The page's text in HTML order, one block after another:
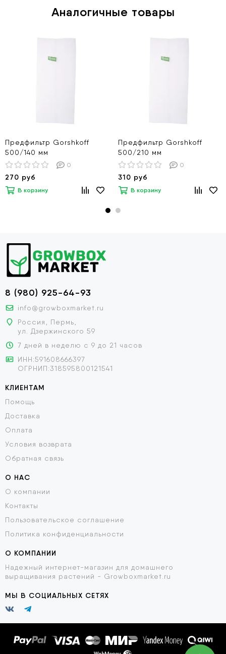
Аналогичные товары
Предфильтр Gorshkoff
500/140 мм
0
270 руб
В корзину
Предфильтр Gorshkoff
500/210 мм
0
310 руб
В корзину
8 (980) 925-64-93
info@growboxmarket.ru
Россия, Пермь,
ул. Дзержинского 59
7 дней в неделю с 9 до 21 часов
ИНН:591608666397
ОГРНИП:318595800121541
КЛИЕНТАМ
Помощь
Доставка
Оплата
Условия возврата
Обратная связь
О НАС
О компании
Контакты
Пользовательское соглашение
Политика конфиденциальности
О КОМПАНИИ
Надежный интернет-магазин для домашнего
выращивания растений - Growboxmarket.ru
МЫ В СОЦИАЛЬНЫХ СЕТЯХ